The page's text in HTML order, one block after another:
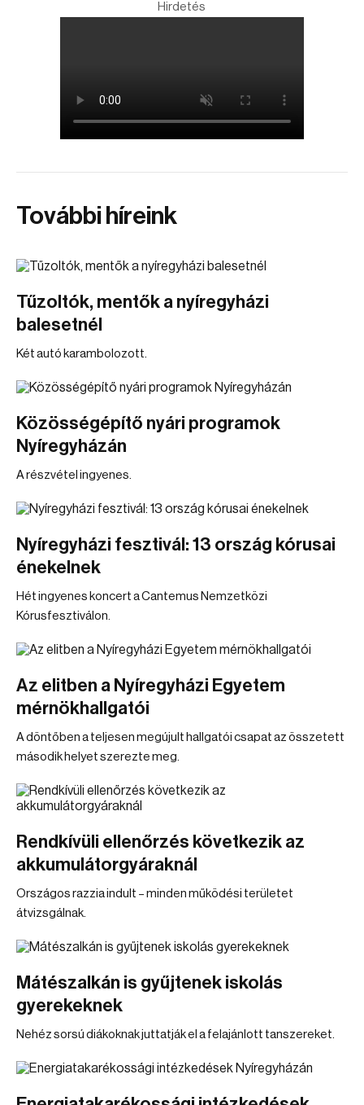
Hirdetés
További híreink
Tűzoltók, mentők a nyíregyházi
balesetnél
Két autó karambolozott.
Közösségépítő nyári programok
Nyíregyházán
A részvétel ingyenes.
Nyíregyházi fesztivál: 13 ország kórusai
énekelnek
Hét ingyenes koncert a Cantemus Nemzetközi
Kórusfesztiválon.
Az elitben a Nyíregyházi Egyetem
mérnökhallgatói
A döntőben a teljesen megújult hallgatói csapat az összetett
második helyet szerezte meg.
Rendkívüli ellenőrzés következik az
akkumulátorgyáraknál
Országos razzia indult – minden működési területet
átvizsgálnak.
Mátészalkán is gyűjtenek iskolás
gyerekeknek
Nehéz sorsú diákoknak juttatják el a felajánlott tanszereket.